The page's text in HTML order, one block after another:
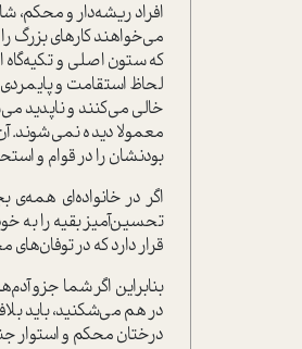
افراد ریشه‌دار و محکم،
می‌خواهند کارهای بزرگ
که ستون اصلی و
لحاظ استقامت و
خالی می‌کنند و ناپدید
معمولا دیده نمی‌شوند.
بودنشان را در قوام و
اگر در خانواده‌ای
تحسین‌آمیز بقیه را به
قرار دارد که در
بنابراین اگر شما جزو
در هم می‌شکنید، باید
درختان محکم و استوار